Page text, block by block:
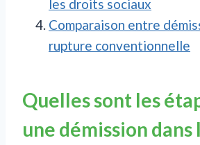
les droits sociaux
Comparaison entre
rupture conventionnelle
Quelles sont les
une démission dans